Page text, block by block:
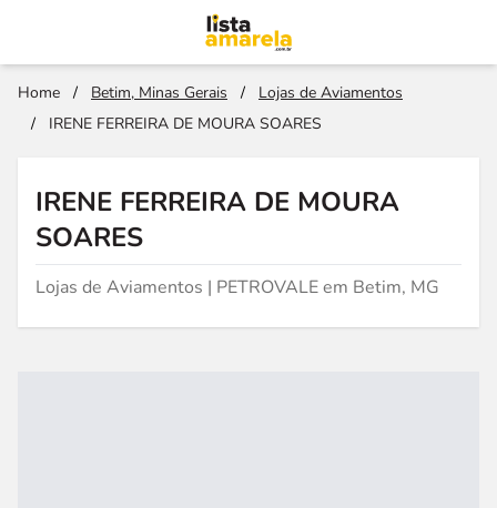
Home / Betim, Minas Gerais /
Lojas de Aviamentos
/
IRENE FERREIRA DE MOURA SOARES
IRENE FERREIRA DE MOURA
SOARES
Lojas de Aviamentos | PETROVALE em Betim, MG